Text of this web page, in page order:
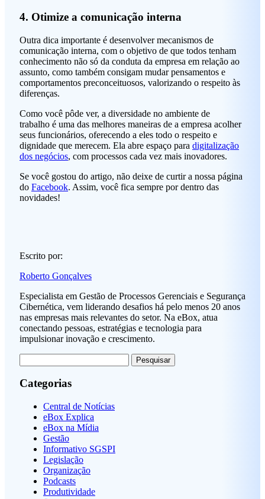
4. Otimize a comunicação interna
Outra dica importante é desenvolver mecanismos de
comunicação interna, com o objetivo de que todos tenham
conhecimento não só da conduta da empresa em relação ao
assunto, como também consigam mudar pensamentos e
comportamentos preconceituosos, valorizando o respeito às
diferenças.
Como você pôde ver, a diversidade no ambiente de
trabalho é uma das melhores maneiras de a empresa acolher
seus funcionários, oferecendo a eles todo o respeito e
dignidade que merecem. Ela abre espaço para digitalização
dos negócios, com processos cada vez mais inovadores.
Se você gostou do artigo, não deixe de curtir a nossa página
do Facebook. Assim, você fica sempre por dentro das
novidades!
Escrito por:
Roberto Gonçalves
Especialista em Gestão de Processos Gerenciais e Segurança
Cibernética, vem liderando desafios há pelo menos 20 anos
nas empresas mais relevantes do setor. Na eBox, atua
conectando pessoas, estratégias e tecnologia para
impulsionar inovação e crescimento.
por:
Categorias
Central de Notícias
eBox Explica
eBox na Mídia
Gestão
Informativo SGSPI
Legislação
Organização
Podcasts
Produtividade